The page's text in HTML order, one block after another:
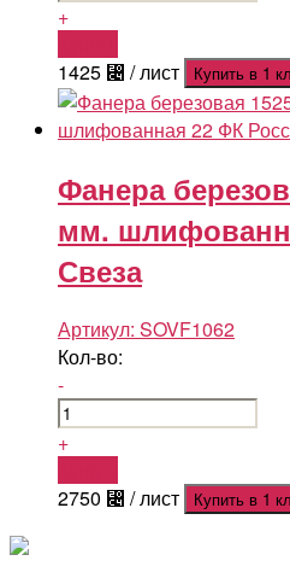
+
1425 ⃄ / лист Купить в 1
Фанера
мм.
Свеза
Артикул: SOVF1062
Кол-во:
-
+
2750 ⃄ / лист Купить в 1